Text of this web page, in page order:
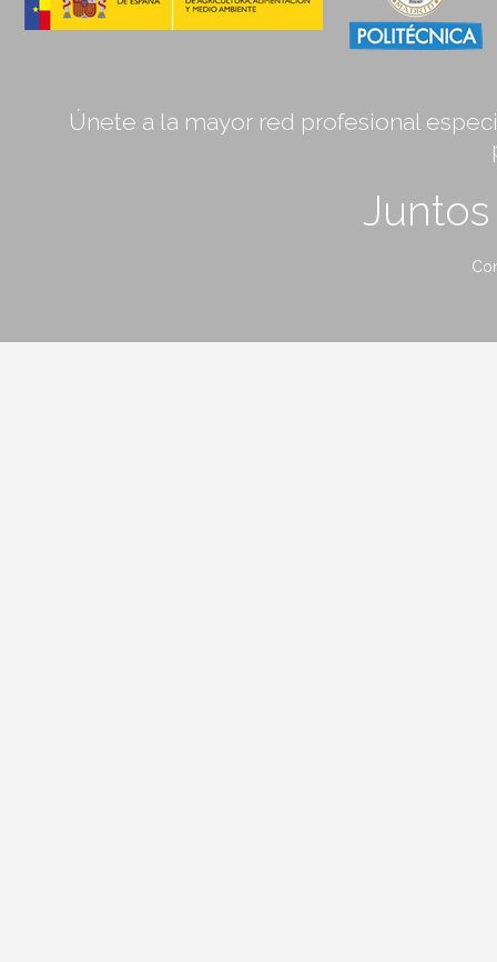
Únete a la mayor red profesional